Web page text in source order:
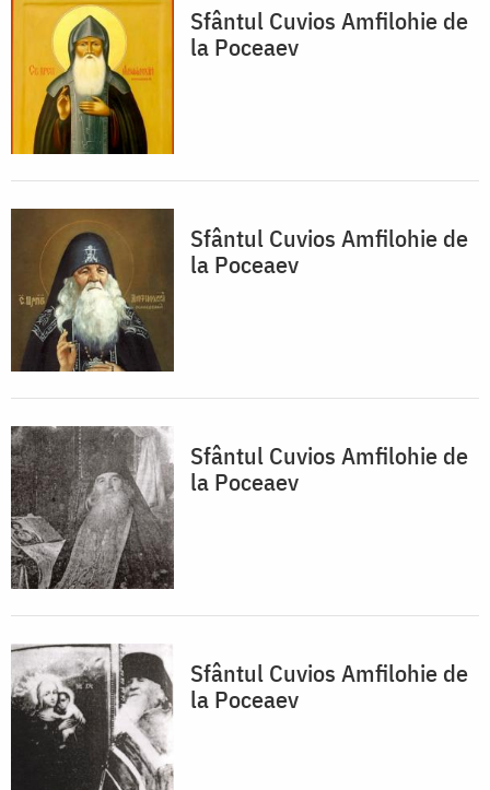
Sfântul Cuvios Amfilohie de
la Poceaev
Sfântul Cuvios Amfilohie de
la Poceaev
Sfântul Cuvios Amfilohie de
la Poceaev
Sfântul Cuvios Amfilohie de
la Poceaev